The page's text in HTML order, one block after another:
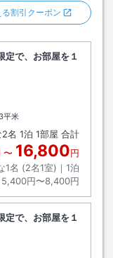
割引クーポン
定で、お部屋を１
平米
2名 1泊 1部屋 合計
〜 16,800円
1名 (2名1室)｜ 1泊
5,400円〜8,400円
定で、お部屋を１